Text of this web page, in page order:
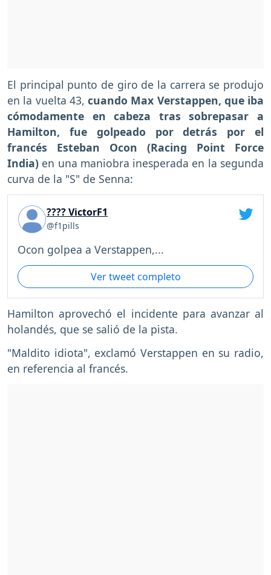
El principal punto de giro de la carrera se produjo
en la vuelta 43, cuando Max Verstappen, que iba
cómodamente en cabeza tras sobrepasar a
Hamilton, fue golpeado por detrás por el
francés Esteban Ocon (Racing Point Force
India) en una maniobra inesperada en la segunda
curva de la "S" de Senna:
???? VictorF1
@f1pills
Ocon golpea a Verstappen,...
Ver tweet completo
Hamilton aprovechó el incidente para avanzar al
holandés, que se salió de la pista.
"Maldito idiota", exclamó Verstappen en su radio,
en referencia al francés.